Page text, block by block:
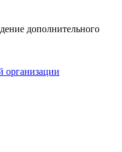
дополнительного
организации